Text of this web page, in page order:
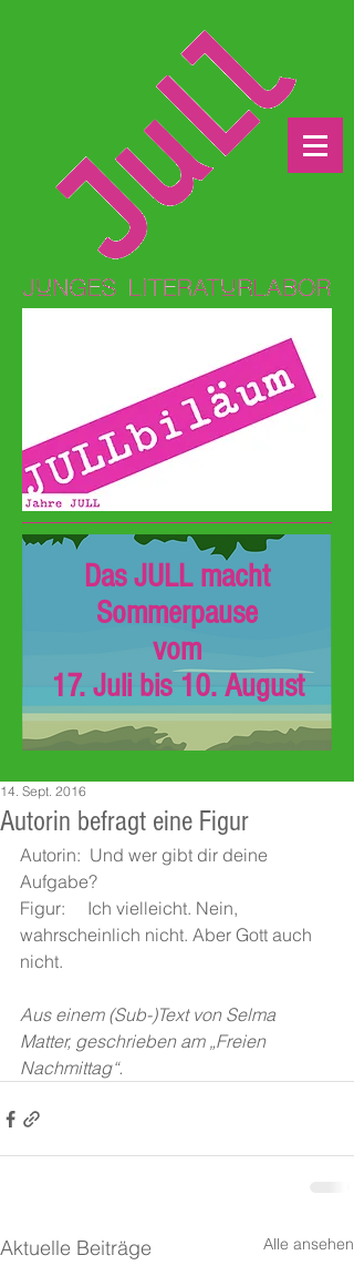
Das JULL macht
Sommerpause
vom
17. Juli bis 10. August
Autorin befragt eine Figur
14. Sept. 2016
Autorin:  Und wer gibt dir deine
Aufgabe?
Figur:     Ich vielleicht. Nein,
wahrscheinlich nicht. Aber Gott auch
nicht.
Aus einem (Sub-)Text von Selma
Matter, geschrieben am „Freien
Nachmittag“.
Aktuelle Beiträge Alle ansehen